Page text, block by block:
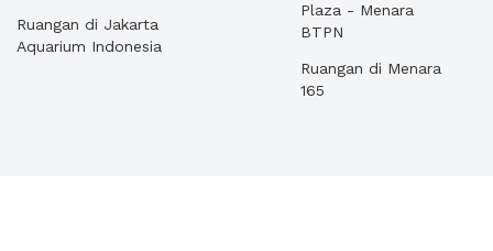
Ruangan di Jakarta
Aquarium Indonesia
Plaza - Menara
BTPN
Ruangan di Menara
165